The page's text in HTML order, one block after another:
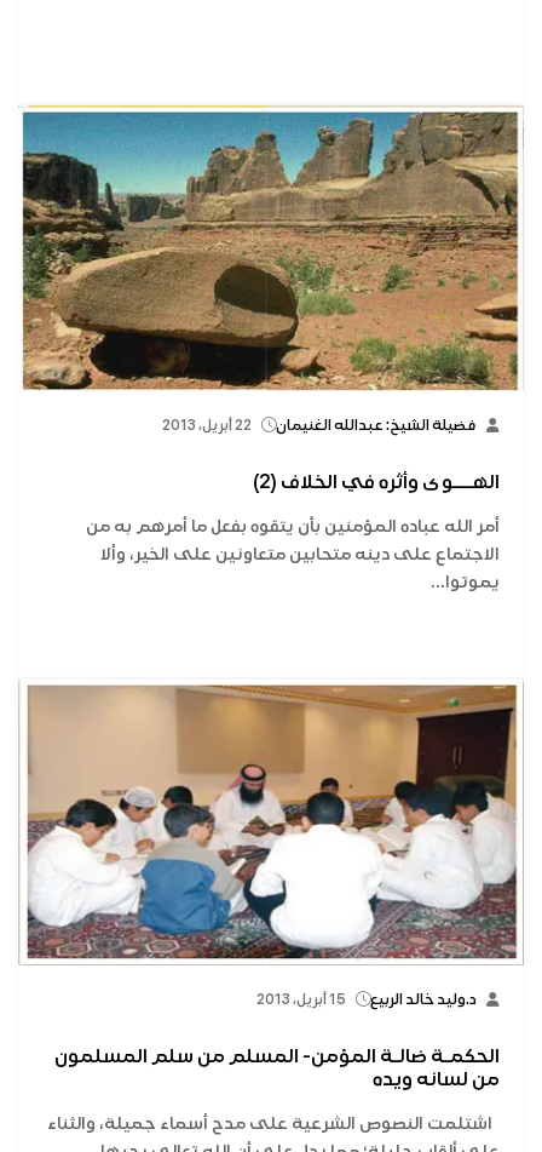
فضيلة الشيخ: عبدالله الغنيمان 22 أبريل، 2013
الهـــوى وأثره في الخلاف (2)
أمر الله عباده المؤمنين بأن يتقوه بفعل ما أمرهم به من
الاجتماع على دينه متحابين متعاونين على الخير، وألا
يموتوا...
د.وليد خالد الربيع 15 أبريل، 2013
الحكمـة ضالـة المؤمن- المسلم من سلم المسلمون
من لسانه ويده
اشتلمت النصوص الشرعية على مدح أسماء جميلة، والثناء